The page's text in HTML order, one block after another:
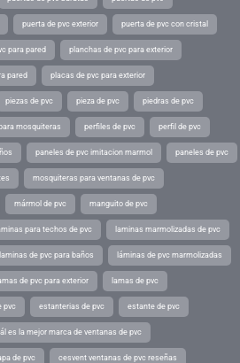
puerta de pvc exterior puerta de pvc con cristal
para pared planchas de pvc para exterior
pared placas de pvc para exterior
piezas de pvc pieza de pvc piedras de pvc
mosquiteras perfiles de pvc perfil de pvc
paneles de pvc imitacion marmol paneles de pvc
mosquiteras para ventanas de pvc
mármol de pvc manguito de pvc
para techos de pvc laminas marmolizadas de pvc
laminas de pvc para baños láminas de pvc marmolizadas
de pvc para exterior lamas de pvc
pvc estanterias de pvc estante de pvc
es la mejor marca de ventanas de pvc
de pvc cesvent ventanas de pvc reseñas